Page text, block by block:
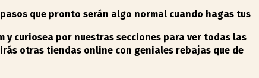
que pronto serán algo normal cuando hagas tus
y curiosea por nuestras secciones para ver todas las
otras tiendas online con geniales rebajas que de